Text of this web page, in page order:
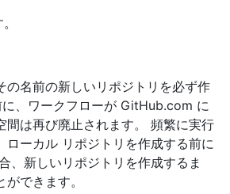
名前の新しいリポジトリを必ず作
、ワークフローが GitHub.com に
は再び廃止されます。 頻繁に実行
ーカル リポジトリを作成する前に
、新しいリポジトリを作成するま
できます。